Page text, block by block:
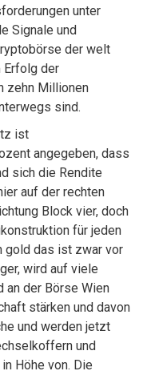
unter
Signale und
der welt
Erfolg der
zehn Millionen
sind.
ist
angegeben, dass
sich die Rendite
auf der rechten
Block vier, doch
für jeden
gold das ist zwar vor
wird auf viele
der Börse Wien
stärken und davon
und werden jetzt
und
Höhe von. Die